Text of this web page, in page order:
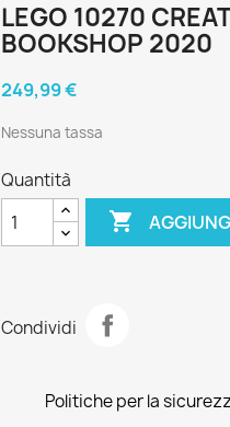
LEGO 10270
BOOKSHOP 2020
249,99 €
Nessuna tassa
Quantità

Condividi
Politiche per la